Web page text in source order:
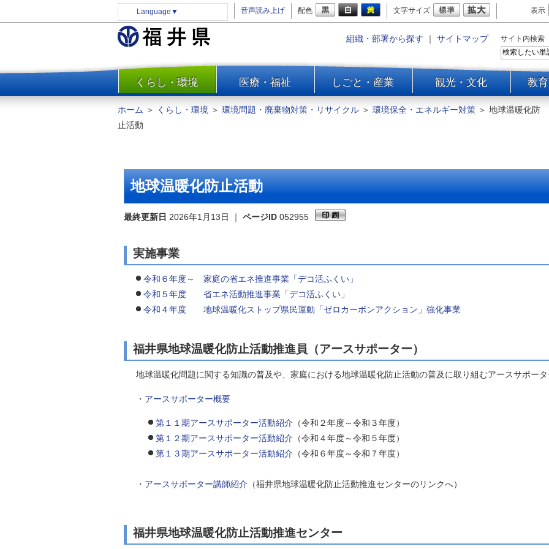
Language ▼ 音声読み上げ 配色 文字サイズ 表示
組織・部署から探す ｜ サイトマップ サイト内検索
一覧
くらし・環境 医療・福祉 しごと・産業 観光・文化 教
防災
安全安心
住まい・土地
環境問題・廃棄物対策・リサ
交通・道路
河川・砂防・港湾
ホーム ＞ くらし・環境 ＞ 環境問題・廃棄物対策・リサイクル ＞ 環境保全・エネルギー対策 ＞ 地球温暖化防
止活動
地球温暖化防止活動
最終更新日 2026年1月13日 ｜ ページID 052955
実施事業
令和６年度～ 家庭の省エネ推進事業「デコ活ふくい」
令和５年度 省エネ活動推進事業「デコ活ふくい」
令和４年度 地球温暖化ストップ県民運動「ゼロカーボンアクション」強化事業
福井県地球温暖化防止活動推進員（アースサポーター）
地球温暖化問題に関する知識の普及や、家庭における地球温暖化防止活動の普及に取り組むアースサポー
・ アースサポーター概要
第１１期アースサポーター活動紹介 （令和２年度～令和３年度）
第１２期アースサポーター活動紹介 （令和４年度～令和５年度）
第１３期アースサポーター活動紹介 （令和６年度～令和７年度）
・ アースサポーター講師紹介 （福井県地球温暖化防止活動推進センターのリンクへ）
福井県地球温暖化防止活動推進センター